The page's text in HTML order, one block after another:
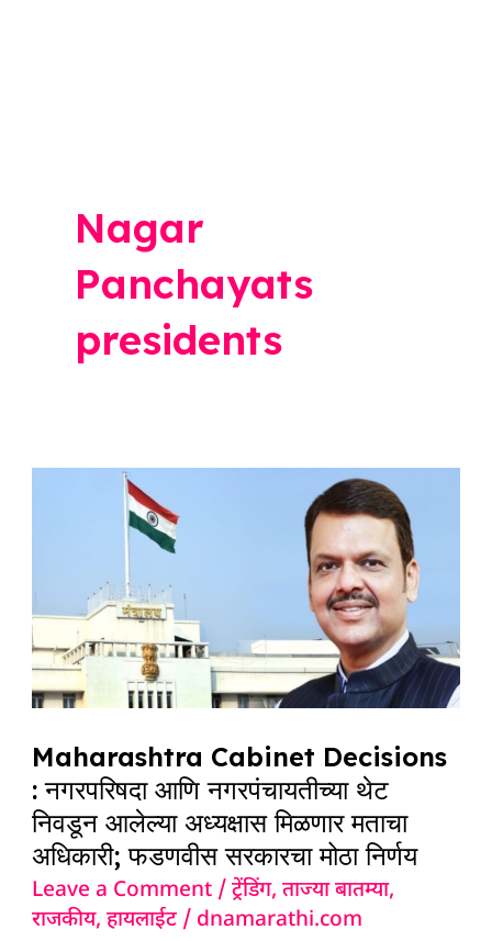
Nagar
Panchayats
presidents
Maharashtra Cabinet Decisions
: नगरपरिषदा आणि नगरपंचायतीच्या थेट
निवडून आलेल्या अध्यक्षास मिळणार मताचा
अधिकारी; फडणवीस सरकारचा मोठा निर्णय
Leave a Comment /ट्रेंडिंग,ताज्या बातम्या,
राजकीय,हायलाईट/ dnamarathi.com
Maharashtra
नगरपरिषदा
आणि
नगरपंचायतीच्या
निवडून
आलेल्या
अध्यक्षास
मिळणार
मताचा
अधिकारी;